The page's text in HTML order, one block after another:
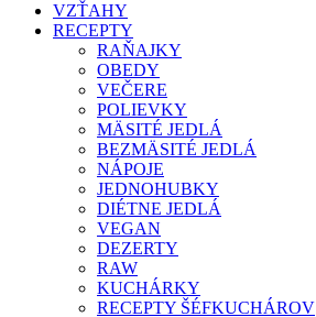
VZŤAHY
RECEPTY
RAŇAJKY
OBEDY
VEČERE
POLIEVKY
MÄSITÉ JEDLÁ
BEZMÄSITÉ JEDLÁ
NÁPOJE
JEDNOHUBKY
DIÉTNE JEDLÁ
VEGAN
DEZERTY
RAW
KUCHÁRKY
RECEPTY ŠÉFKUCHÁROV